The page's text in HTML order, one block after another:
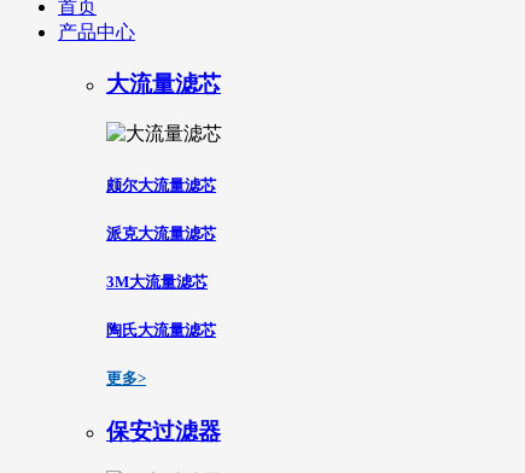
首页
产品中心
大流量滤芯
颇尔大流量滤芯
派克大流量滤芯
3M大流量滤芯
陶氏大流量滤芯
更多>
保安过滤器